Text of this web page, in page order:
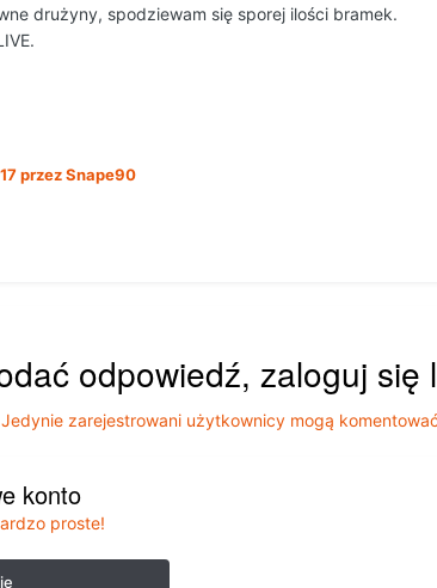
drużyny, spodziewam się sporej ilości bramek.
przez Snape90
odpowiedź, zaloguj
Jedynie zarejestrowani użytkownicy mogą
konto
proste!